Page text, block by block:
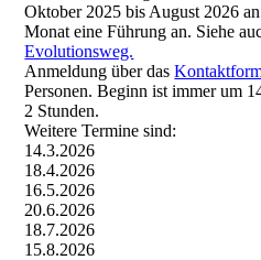
Oktober 2025 bis August 2026
Monat eine Führung an. Siehe
Evolutionsweg.
Anmeldung über das
Personen. Beginn ist immer um
2 Stunden.
Weitere Termine sind:
14.3.2026
18.4.2026
16.5.2026
20.6.2026
18.7.2026
15.8.2026